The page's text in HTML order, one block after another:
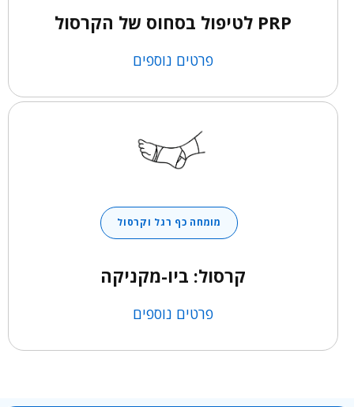
PRP לטיפול בסחוס של הקרסול
פרטים נוספים
מומחה כף רגל וקרסול
קרסול: ביו-מקניקה
פרטים נוספים